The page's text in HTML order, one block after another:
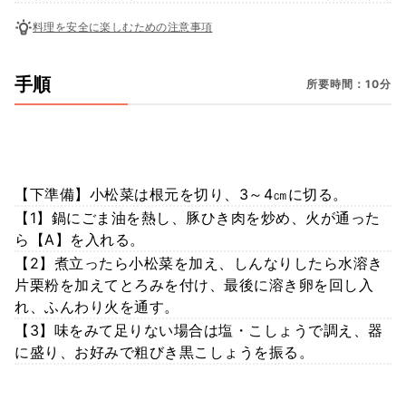
料理を安全に楽しむための注意事項
手順 所要時間：10分
【下準備】小松菜は根元を切り、3～4㎝に切る。
【1】鍋にごま油を熱し、豚ひき肉を炒め、火が通った
ら【A】を入れる。
【2】煮立ったら小松菜を加え、しんなりしたら水溶き
片栗粉を加えてとろみを付け、最後に溶き卵を回し入
れ、ふんわり火を通す。
【3】味をみて足りない場合は塩・こしょうで調え、器
に盛り、お好みで粗びき黒こしょうを振る。